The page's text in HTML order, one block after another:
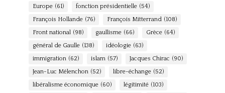
Europe (61) fonction présidentielle (54)
François Hollande (76) François Mitterrand (108)
Front national (98) gaullisme (66) Grèce (64)
général de Gaulle (138) idéologie (63)
immigration (62) islam (57) Jacques Chirac (90)
Jean-Luc Mélenchon (52) libre-échange (52)
libéralisme économique (60) légitimité (103)